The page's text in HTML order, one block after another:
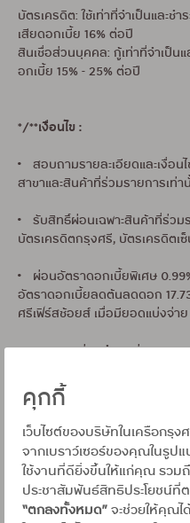
คุกกี้
เว็บไซต์ของบริษัทในเครือกรุ
จากเบราว์เซอร์ของคุณในรู
ใช้งานที่ดียิ่งขึ้นให้แก่คุณ รวม
ประชาสัมพันธ์สิทธิประโยชน์
“ตกลงทั้งหมด”จะช่วยให้คุณ
บัตรเครดิต: ใช้เท่าที่จำเป็นและช
เสียดอกเบี้ย 16% ต่อปี
สินเชื่อส่วนบุคคล: กู้เท่าที่จำเป็นแ
อกเบี้ย 15% - 25% ต่อปี
*/**เงื่อนไข :
• สอบถามรายละเอียดและเงื่อน
สาขาและสินค้าที่ร่วมรายการเท่า
• รับสิทธิ์ผ่อนเฉพาะสินค้าที่ร่วม
บัตรเครดิตกรุงศรี, บัตรเครดิตเ
• ผ่อนอัตราดอกเบี้ยพิเศษ
อัตราดอกเบี้ยลดต้นลดดอก
ศรีเฟิร์สช้อยส์ เมื่อมียอดแบ่งจ่า
• ยอดการผ่อนชำระแต่ละรายก
•พิเศษ1 สิทธิพิเศษสำหรับสมาชิ
คืน และได้ข้อความตอบกลับก่อน
• รับเครดิตเงินคืนสูงสุดไม่เกิน
ตลอดรายการ โดยจะคำนวณเค
50,000 บาทขึ้นไป/เซลลล์สลิป